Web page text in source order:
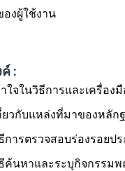
งผู้ใช้งาน
:
ใจในวิธีการและเครื่อ
ยวกับแหล่งที่มาของหลั
การตรวจสอบร่องรอยป
ค้นหาและระบุกิจกรรม